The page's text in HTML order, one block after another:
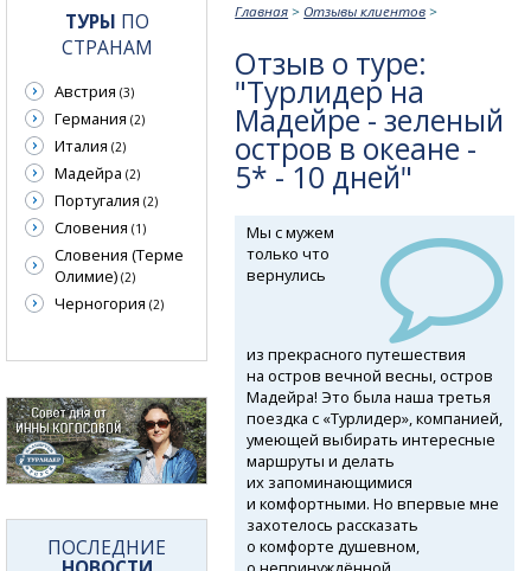
Главная > Отзывы клиентов >
Отзыв о туре:
"Турлидер на
Мадейре - зеленый
остров в океане -
5* - 10 дней"
Мы с мужем
только что
вернулись
из прекрасного путешествия
на остров вечной весны, остров
Мадейра! Это была наша третья
поездка с «Турлидер», компанией,
умеющей выбирать интересные
маршруты и делать
их запоминающимися
и комфортными. Но впервые мне
захотелось рассказать
о комфорте душевном,
ТУРЫ ПО
СТРАНАМ
Австрия (3)
Германия (2)
Италия (2)
Мадейра (2)
Португалия (2)
Словения (1)
Словения (Терме
Олимие) (2)
Черногория (2)
ПОСЛЕДНИЕ